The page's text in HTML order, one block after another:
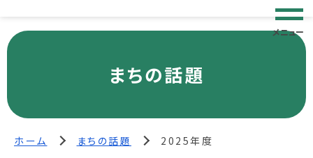
メニュー
まちの話題
ホーム まちの話題 2025年度